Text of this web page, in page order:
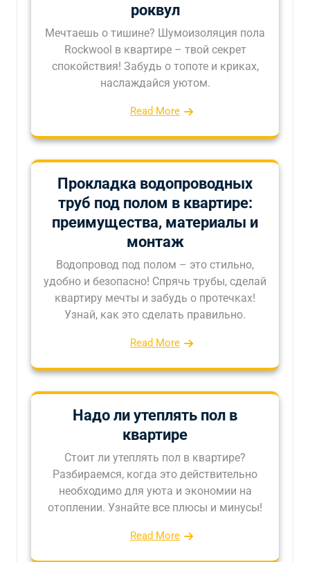
роквул
Мечтаешь о тишине? Шумоизоляция пола
Rockwool в квартире – твой секрет
спокойствия! Забудь о топоте и криках,
наслаждайся уютом.
Read More
Прокладка водопроводных
труб под полом в квартире:
преимущества, материалы и
монтаж
Водопровод под полом – это стильно,
удобно и безопасно! Спрячь трубы, сделай
квартиру мечты и забудь о протечках!
Узнай, как это сделать правильно.
Read More
Надо ли утеплять пол в
квартире
Стоит ли утеплять пол в квартире?
Разбираемся, когда это действительно
необходимо для уюта и экономии на
отоплении. Узнайте все плюсы и минусы!
Read More